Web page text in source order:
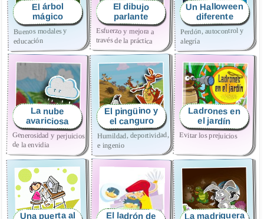
El árbol
mágico
Buenos modales y
educación
El dibujo
parlante
Esfuerzo y mejora a
través de la práctica
Un Halloween
diferente
Perdón, autocontrol y
alegría
La nube
avariciosa
Generosidad y perjuicios
de la envidia
El pingüino y
el canguro
Humildad, deportividad,
e ingenio
Ladrones en
el jardín
Evitar los prejuicios
Una puerta al El ladrón de La madriguera